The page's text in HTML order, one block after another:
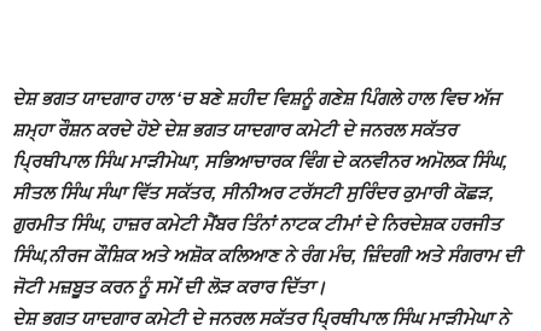
ਦੇਸ਼ ਭਗਤ ਯਾਦਗਾਰ ਹਾਲ ‘ਚ ਬਣੇ ਸ਼ਹੀਦ ਵਿਸ਼ਨੂੰ ਗਣੇਸ਼ ਪਿੰਗਲੇ ਹਾਲ ਵਿਚ ਅੱਜ
ਸ਼ਮ੍ਹਾ ਰੌਸ਼ਨ ਕਰਦੇ ਹੋਏ ਦੇਸ਼ ਭਗਤ ਯਾਦਗਾਰ ਕਮੇਟੀ ਦੇ ਜਨਰਲ ਸਕੱਤਰ
ਪ੍ਰਿਥੀਪਾਲ ਸਿੰਘ ਮਾੜੀਮੇਘਾ, ਸਭਿਆਚਾਰਕ ਵਿੰਗ ਦੇ ਕਨਵੀਨਰ ਅਮੋਲਕ ਸਿੰਘ,
ਸੀਤਲ ਸਿੰਘ ਸੰਘਾ ਵਿੱਤ ਸਕੱਤਰ, ਸੀਨੀਅਰ ਟਰੱਸਟੀ ਸੁਰਿੰਦਰ ਕੁਮਾਰੀ ਕੋਛੜ,
ਗੁਰਮੀਤ ਸਿੰਘ, ਹਾਜ਼ਰ ਕਮੇਟੀ ਮੈਂਬਰ ਤਿੰਨਾਂ ਨਾਟਕ ਟੀਮਾਂ ਦੇ ਨਿਰਦੇਸ਼ਕ ਹਰਜੀਤ
ਸਿੰਘ,ਨੀਰਜ ਕੌਸ਼ਿਕ ਅਤੇ ਅਸ਼ੋਕ ਕਲਿਆਣ ਨੇ ਰੰਗ ਮੰਚ, ਜ਼ਿੰਦਗੀ ਅਤੇ ਸੰਗਰਾਮ ਦੀ
ਜੋਟੀ ਮਜ਼ਬੂਤ ਕਰਨ ਨੂੰ ਸਮੇਂ ਦੀ ਲੋੜ ਕਰਾਰ ਦਿੱਤਾ।
ਦੇਸ਼ ਭਗਤ ਯਾਦਗਾਰ ਕਮੇਟੀ ਦੇ ਜਨਰਲ ਸਕੱਤਰ ਪ੍ਰਿਥੀਪਾਲ ਸਿੰਘ ਮਾੜੀਮੇਘਾ ਨੇ